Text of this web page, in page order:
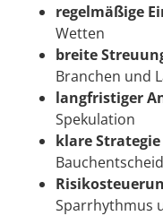
regelmäßige
Wetten
breite
Branchen und
langfristiger
Spekulation
klare Strategie
Sparrhythmus